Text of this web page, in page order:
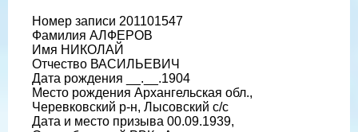
Номер записи 201101547
Фамилия АЛФЕРОВ
Имя НИКОЛАЙ
Отчество ВАСИЛЬЕВИЧ
Дата рождения __.__.1904
Место рождения Архангельская обл.,
Черевковский р-н, Лысовский с/с
Дата и место призыва 00.09.1939,